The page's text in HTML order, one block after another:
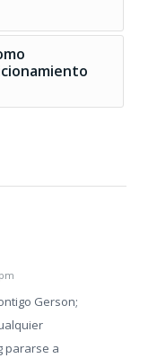
Gerson;
pararse a